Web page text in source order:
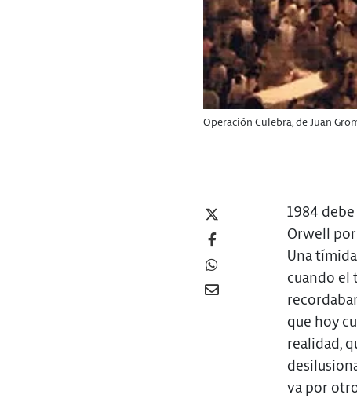
Operación Culebra, de Juan
1984
Orwell
Una
cuando el
que hoy
realidad,
va por